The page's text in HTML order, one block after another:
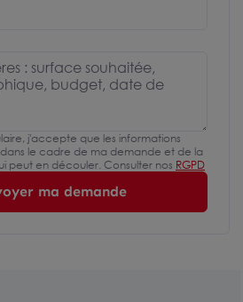
j'accepte que les informations
dans le cadre de ma demande et de la
peut en découler. Consulter nos RGPD
ma demande